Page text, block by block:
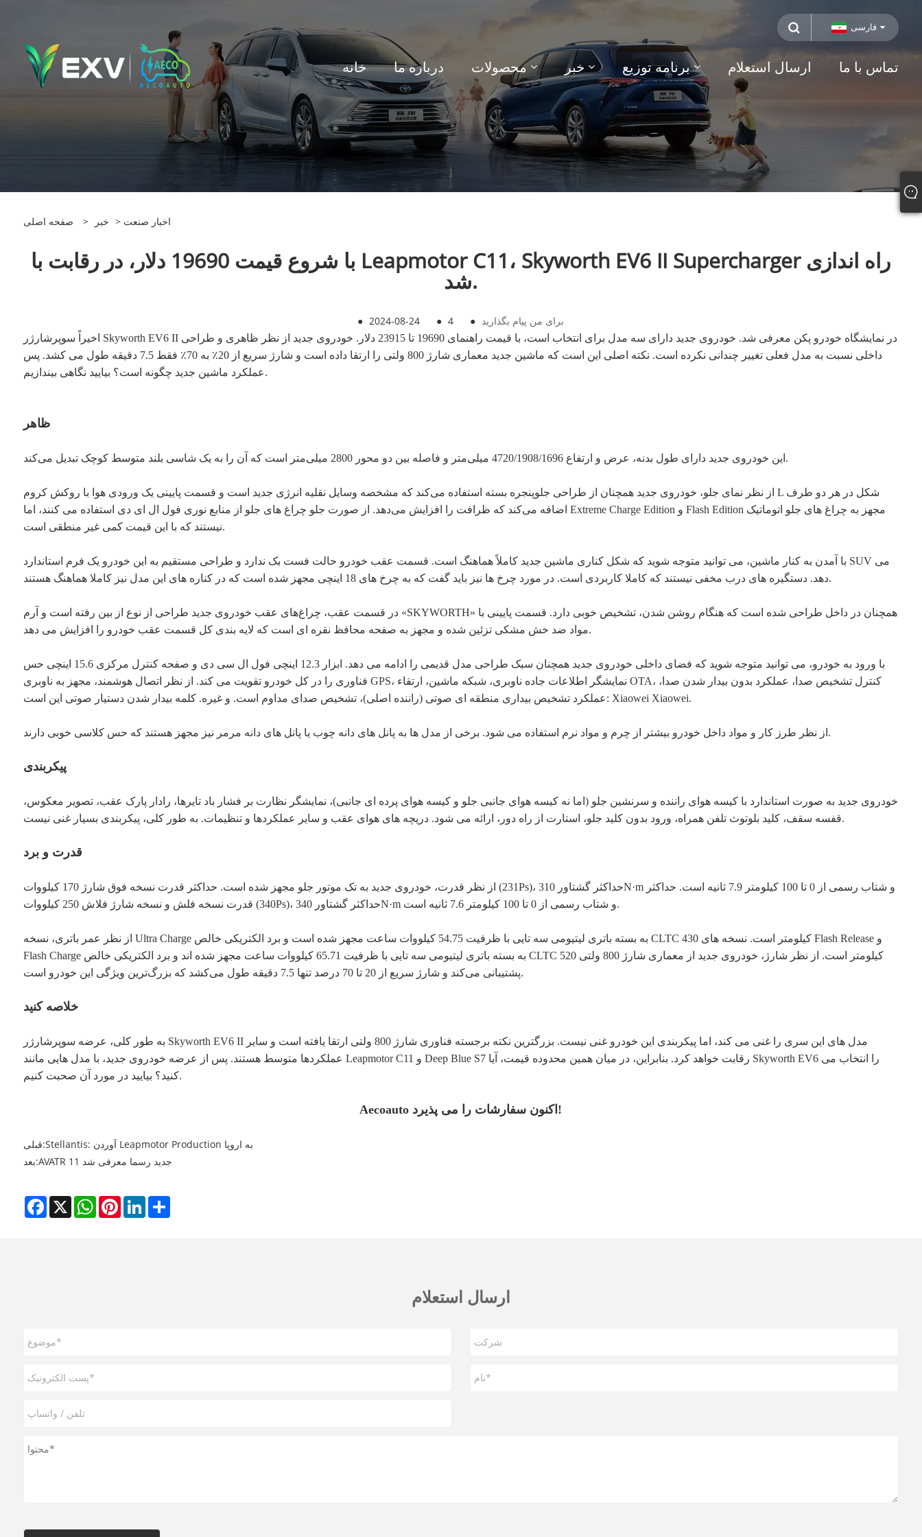
فارسی
خانه درباره ما محصولات خبر برنامه توزیع ارسال استعلام تماس با ما
صفحه اصلی > خبر > اخبار صنعت
با شروع قیمت 19690 دلار، در رقابت با Leapmotor C11، Skyworth EV6 II Supercharger راه اندازی
شد.
● 2024-08-24 ● 4 ● برای من پیام بگذارید
اخیراً سوپرشارژر Skyworth EV6 II در نمایشگاه خودرو پکن معرفی شد. خودروی جدید دارای سه مدل برای انتخاب است، با قیمت راهنمای 19690 تا 23915 دلار. خودروی جدید از نظر ظاهری و طراحی
داخلی نسبت به مدل فعلی تغییر چندانی نکرده است. نکته اصلی این است که ماشین جدید معماری شارژ 800 ولتی را ارتقا داده است و شارژ سریع از 20٪ به 70٪ فقط 7.5 دقیقه طول می کشد. پس
عملکرد ماشین جدید چگونه است؟ بیایید نگاهی بیندازیم.
ظاهر
این خودروی جدید دارای طول بدنه، عرض و ارتفاع 4720/1908/1696 میلی‌متر و فاصله بین دو محور 2800 میلی‌متر است که آن را به یک شاسی بلند متوسط ​​کوچک تبدیل می‌کند.
از نظر نمای جلو، خودروی جدید همچنان از طراحی جلوپنجره بسته استفاده می‌کند که مشخصه وسایل نقلیه انرژی جدید است و قسمت پایینی یک ورودی هوا با روکش کروم L شکل در هر دو طرف
اضافه می‌کند که ظرافت را افزایش می‌دهد. از صورت جلو چراغ های جلو از منابع نوری فول ال ای دی استفاده می کنند، اما Extreme Charge Edition و Flash Edition مجهز به چراغ های جلو اتوماتیک
نیستند که با این قیمت کمی غیر منطقی است.
با آمدن به کنار ماشین، می توانید متوجه شوید که شکل کناری ماشین جدید کاملاً هماهنگ است. قسمت عقب خودرو حالت فست بک ندارد و طراحی مستقیم به این خودرو یک فرم استاندارد SUV می
دهد. دستگیره های درب مخفی نیستند که کاملا کاربردی است. در مورد چرخ ها نیز باید گفت که به چرخ های 18 اینچی مجهز شده است که در کناره های این مدل نیز کاملا هماهنگ هستند.
در قسمت عقب، چراغ‌های عقب خودروی جدید طراحی از نوع از بین رفته است و آرم «SKYWORTH» همچنان در داخل طراحی شده است که هنگام روشن شدن، تشخیص خوبی دارد. قسمت پایینی با
مواد ضد خش مشکی تزئین شده و مجهز به صفحه محافظ نقره ای است که لایه بندی کل قسمت عقب خودرو را افزایش می دهد.
با ورود به خودرو، می توانید متوجه شوید که فضای داخلی خودروی جدید همچنان سبک طراحی مدل قدیمی را ادامه می دهد. ابزار 12.3 اینچی فول ال سی دی و صفحه کنترل مرکزی 15.6 اینچی حس
فناوری را در کل خودرو تقویت می کند. از نظر اتصال هوشمند، مجهز به ناوبری GPS، نمایشگر اطلاعات جاده ناوبری، شبکه ماشین، ارتقاء OTA، کنترل تشخیص صدا، عملکرد بدون بیدار شدن صدا،
عملکرد تشخیص بیداری منطقه ای صوتی (راننده اصلی)، تشخیص صدای مداوم است. و غیره. کلمه بیدار شدن دستیار صوتی این است: Xiaowei Xiaowei.
از نظر طرز کار و مواد داخل خودرو بیشتر از چرم و مواد نرم استفاده می شود. برخی از مدل ها به پانل های دانه چوب یا پانل های دانه مرمر نیز مجهز هستند که حس کلاسی خوبی دارند.
پیکربندی
خودروی جدید به صورت استاندارد با کیسه هوای راننده و سرنشین جلو (اما نه کیسه هوای جانبی جلو و کیسه هوای پرده ای جانبی)، نمایشگر نظارت بر فشار باد تایرها، رادار پارک عقب، تصویر معکوس،
قفسه سقف، کلید بلوتوث تلفن همراه، ورود بدون کلید جلو، استارت از راه دور، ارائه می شود. دریچه های هوای عقب و سایر عملکردها و تنظیمات. به طور کلی، پیکربندی بسیار غنی نیست.
قدرت و برد
از نظر قدرت، خودروی جدید به تک موتور جلو مجهز شده است. حداکثر قدرت نسخه فوق شارژ 170 کیلووات (231Ps)، حداکثر گشتاور 310N·m و شتاب رسمی از 0 تا 100 کیلومتر 7.9 ثانیه است. حداکثر
قدرت نسخه فلش و نسخه شارژ فلاش 250 کیلووات (340Ps)، حداکثر گشتاور 340N·m و شتاب رسمی از 0 تا 100 کیلومتر 7.6 ثانیه است.
از نظر عمر باتری، نسخه Ultra Charge به بسته باتری لیتیومی سه تایی با ظرفیت 54.75 کیلووات ساعت مجهز شده است و برد الکتریکی خالص CLTC 430 کیلومتر است. نسخه های Flash Release و
Flash Charge به بسته باتری لیتیومی سه تایی با ظرفیت 65.71 کیلووات ساعت مجهز شده اند و برد الکتریکی خالص CLTC 520 کیلومتر است. از نظر شارژ، خودروی جدید از معماری شارژ 800 ولتی
پشتیبانی می‌کند و شارژ سریع از 20 تا 70 درصد تنها 7.5 دقیقه طول می‌کشد که بزرگ‌ترین ویژگی این خودرو است.
خلاصه کنید
به طور کلی، عرضه سوپرشارژر Skyworth EV6 II مدل های این سری را غنی می کند، اما پیکربندی این خودرو غنی نیست. بزرگترین نکته برجسته فناوری شارژ 800 ولتی ارتقا یافته است و سایر
عملکردها متوسط ​​هستند. پس از عرضه خودروی جدید، با مدل هایی مانند Leapmotor C11 و Deep Blue S7 رقابت خواهد کرد. بنابراین، در میان همین محدوده قیمت، آیا Skyworth EV6 را انتخاب می
کنید؟ بیایید در مورد آن صحبت کنیم.
Aecoauto اکنون سفارشات را می پذیرد!
قبلی:
Stellantis: آوردن Leapmotor Production به اروپا
بعد:
AVATR 11 جدید رسما معرفی شد
Facebook
X WhatsAppPinterestLinkedInShare
ارسال استعلام